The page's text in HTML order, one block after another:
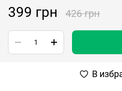
399 грн 426 грн
В